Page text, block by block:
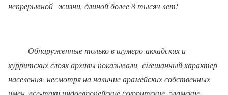
непрерывной жизни, длиной более 8 тысяч лет!
Обнаруженные только в шумеро-аккадских и
хурритских слоях архивы по­казывали смешанный характер
населения: несмотря на наличие арамейских собственных